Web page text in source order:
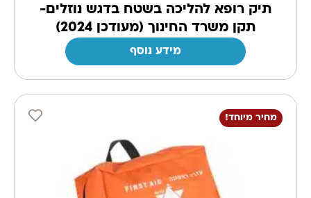
תיק רופא להליכה בשטח בדגש נוזלים-
תקן משרד החינוך (מעודכן 2024)
מידע נוסף
מחיר מיוחד!